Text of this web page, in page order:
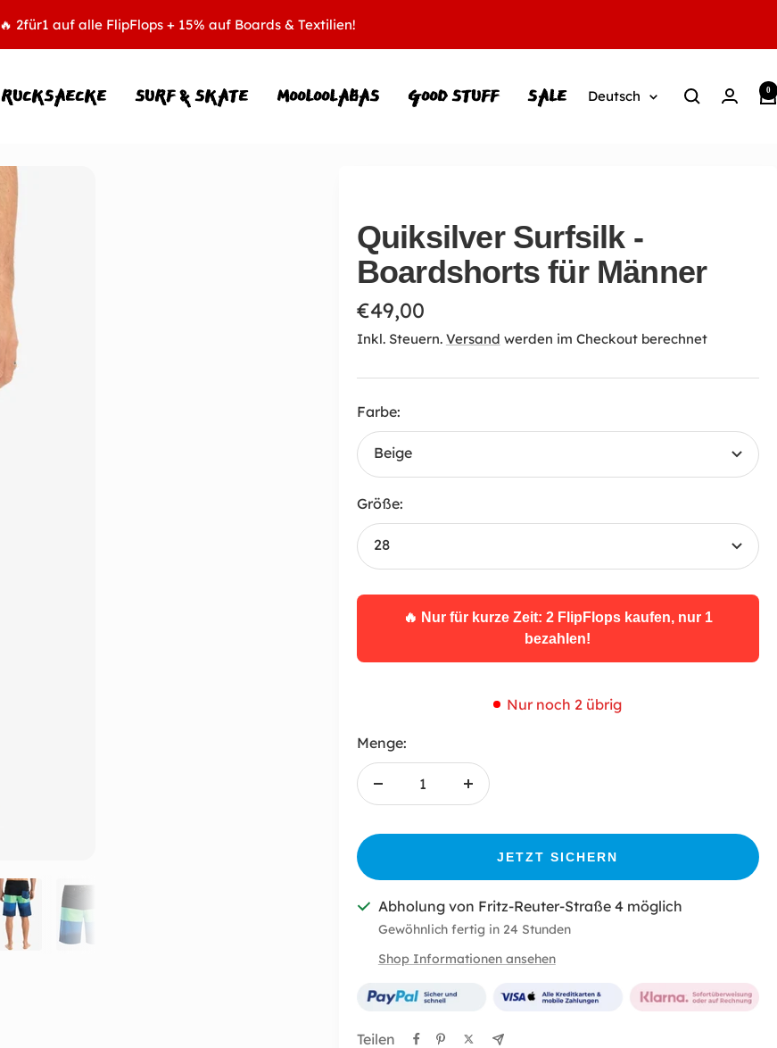
🔥 2für1 auf alle FlipFlops + 15% auf Boards & Textilien!
RUCKSAECKE SURF & SKATE MOOLOOLABAS GOOD STUFF SALE Sprache
Deutsch 0
Quiksilver Surfsilk -
Boardshorts für Männer
Angebotspreis
€49,00
Inkl. Steuern. Versand werden im Checkout berechnet
Farbe:
Beige
Größe:
28
🔥 Nur für kurze Zeit: 2 FlipFlops kaufen, nur 1
bezahlen!
Nur noch 2 übrig
Menge:
Menge
Menge
JETZT SICHERN
Abholung von Fritz-Reuter-Straße 4 möglich
Gewöhnlich fertig in 24 Stunden
Shop Informationen ansehen
Teilen